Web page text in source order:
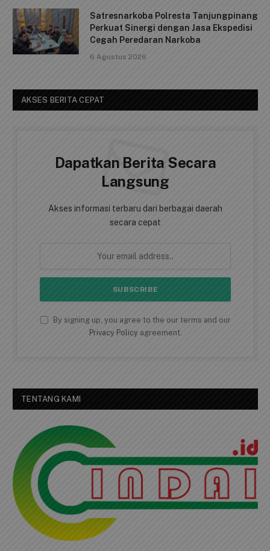
Satresnarkoba Polresta Tanjungpinang
Perkuat Sinergi dengan Jasa Ekspedisi
Cegah Peredaran Narkoba
6 Agustus 2026
AKSES BERITA CEPAT
Dapatkan Berita Secara
Langsung
Akses informasi terbaru dari berbagai daerah
secara cepat
By signing up, you agree to the our terms and our
Privacy Policy agreement.
TENTANG KAMI